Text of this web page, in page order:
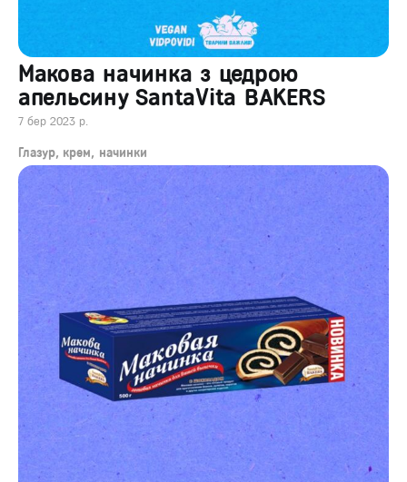
Макова начинка з цедрою
апельсину SantaVita BAKERS
7 бер 2023 р.
Глазур, крем, начинки